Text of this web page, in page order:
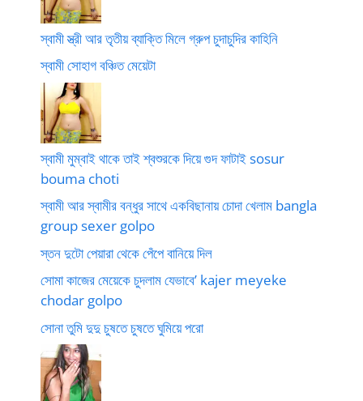
স্বামী স্ত্রী আর তৃতীয় ব্যাক্তি মিলে গ্রুপ চুদাচুদির কাহিনি
স্বামী সোহাগ বঞ্চিত মেয়েটা
স্বামী মুম্বাই থাকে তাই শ্বশুরকে দিয়ে গুদ ফাটাই sosur
bouma choti
স্বামী আর স্বামীর বন্ধুর সাথে একবিছানায় চোদা খেলাম bangla
group sexer golpo
স্তন দুটো পেয়ারা থেকে পেঁপে বানিয়ে দিল
সোমা কাজের মেয়েকে চুদলাম যেভাবে’ kajer meyeke
chodar golpo
সোনা তুমি দুদু চুষতে চুষতে ঘুমিয়ে পরো